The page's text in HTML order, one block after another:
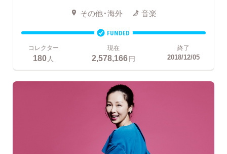
その他・海外 音楽
FUNDED
コレクター
180人
現在
2,578,166円
終了
2018/12/05